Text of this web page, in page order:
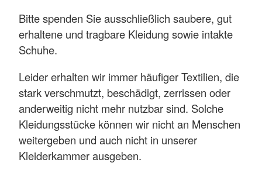
Bitte spenden Sie ausschließlich saubere, gut
erhaltene und tragbare Kleidung sowie intakte
Schuhe.
Leider erhalten wir immer häufiger Textilien, die
stark verschmutzt, beschädigt, zerrissen oder
anderweitig nicht mehr nutzbar sind. Solche
Kleidungsstücke können wir nicht an Menschen
weitergeben und auch nicht in unserer
Kleiderkammer ausgeben.